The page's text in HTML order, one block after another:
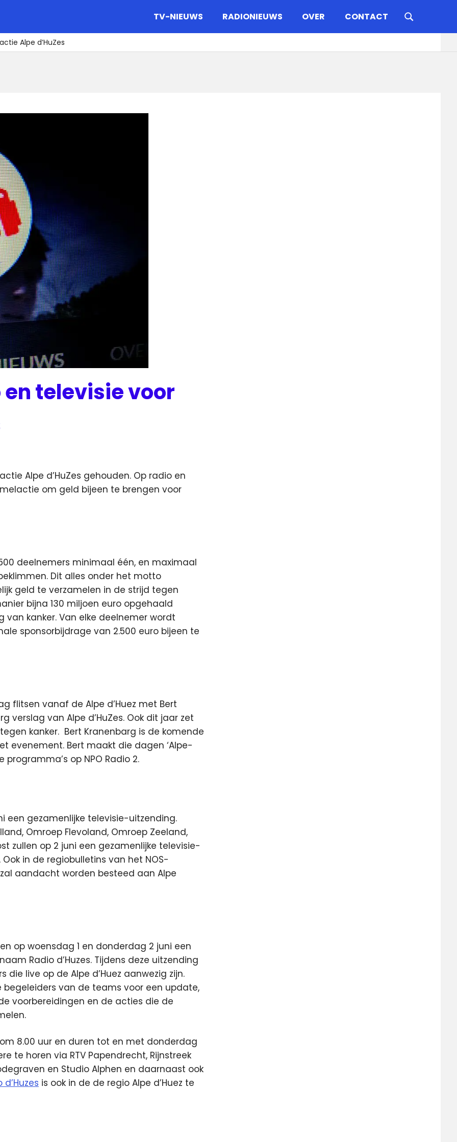
TV-NIEUWS RADIONIEUWS OVER CONTACT
Alpe d’HuZes
televisie voor
Alpe d’HuZes gehouden. Op radio en
om geld bijeen te brengen voor
deelnemers minimaal één, en maximaal
Dit alles onder het motto
geld te verzamelen in de strijd tegen
bijna 130 miljoen euro opgehaald
kanker. Van elke deelnemer wordt
sponsorbijdrage van 2.500 euro bijeen te
flitsen vanaf de Alpe d’Huez met Bert
verslag van Alpe d’HuZes. Ook dit jaar zet
kanker. Bert Kranenbarg is de komende
evenement. Bert maakt die dagen ‘Alpe-
op NPO Radio 2.
een gezamenlijke televisie-uitzending.
Omroep Flevoland, Omroep Zeeland,
zullen op 2 juni een gezamenlijke televisie-
in de regiobulletins van het NOS-
zal aandacht worden besteed aan Alpe
op woensdag 1 en donderdag 2 juni een
Radio d’Huzes. Tijdens deze uitzending
live op de Alpe d’Huez aanwezig zijn.
van de teams voor een update,
voorbereidingen en de acties die de
8.00 uur en duren tot en met donderdag
te horen via RTV Papendrecht, Rijnstreek
en Studio Alphen en daarnaast ook
d’Huzes is ook in de de regio Alpe d’Huez te